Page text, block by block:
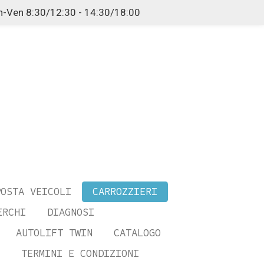
Ven 8:30/12:30 - 14:30/18:00
VEICOLI
CARROZZIERI
DIAGNOSI
AUTOLIFT TWIN
CATALOGO
TERMINI E CONDIZIONI